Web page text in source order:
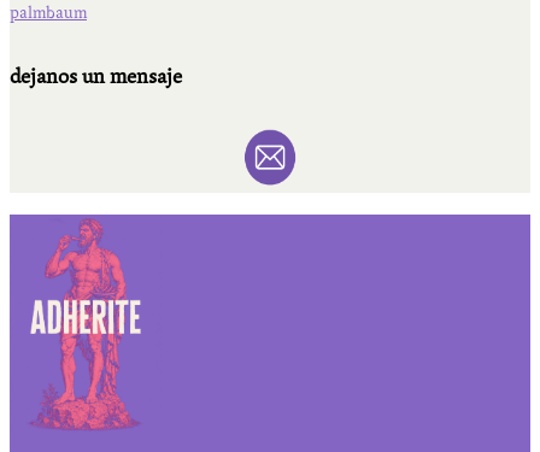
palmbaum
dejanos un mensaje